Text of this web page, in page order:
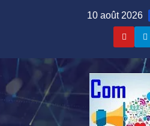
10 août 2026